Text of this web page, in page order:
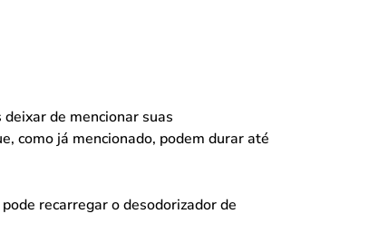
deixar de mencionar suas
como já mencionado, podem durar até
recarregar o desodorizador de